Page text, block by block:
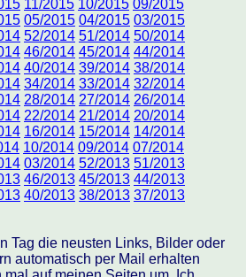
11/2015 10/2015 09/2015
05/2015 04/2015 03/2015
52/2014 51/2014 50/2014
46/2014 45/2014 44/2014
40/2014 39/2014 38/2014
34/2014 33/2014 32/2014
28/2014 27/2014 26/2014
22/2014 21/2014 20/2014
16/2014 15/2014 14/2014
10/2014 09/2014 07/2014
03/2014 52/2013 51/2013
46/2013 45/2013 44/2013
40/2013 38/2013 37/2013
Tag die neusten Links, Bilder oder
automatisch per Mail erhalten